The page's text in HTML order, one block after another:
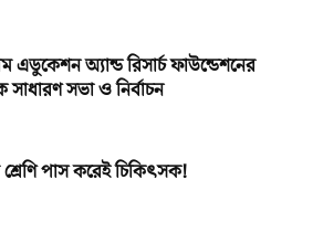
এডুকেশন অ্যান্ড রিসার্চ ফাউন্ডেশনের
সাধারণ সভা ও নির্বাচন
পাস করেই চিকিৎসক!